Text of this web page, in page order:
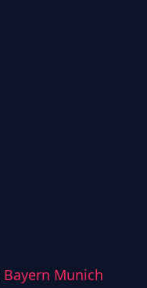
Bayern Munich